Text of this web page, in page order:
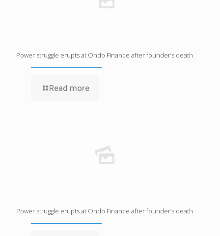
Power struggle erupts at Ondo Finance after founder’s death
Read more
Power struggle erupts at Ondo Finance after founder’s death